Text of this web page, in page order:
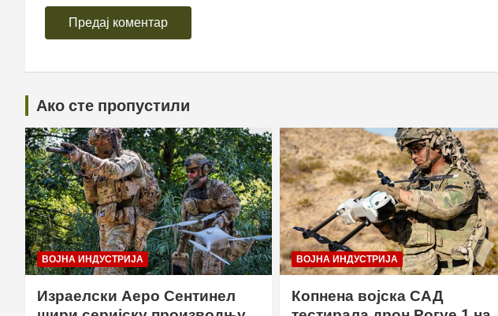
Ако сте пропустили
ВОЈНА ИНДУСТРИЈА
Израелски Аеро Сентинел
ВОЈНА ИНДУСТРИЈА
Копнена војска САД